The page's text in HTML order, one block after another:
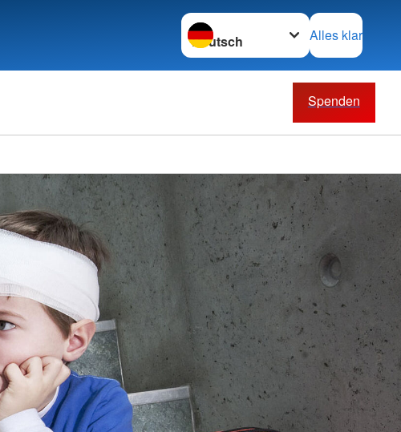
Sprache wechseln zu
Alles klar
Spenden